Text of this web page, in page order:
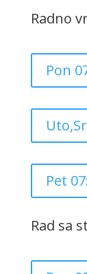
Radno
Pon
Pet
Rad sa